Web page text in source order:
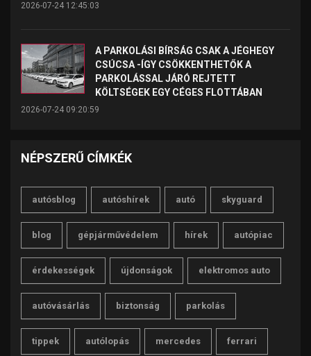
2026-07-24 12:45:03
A PARKOLÁSI BÍRSÁG CSAK A JÉGHEGY
CSÚCSA -ÍGY CSÖKKENTHETŐK A
PARKOLÁSSAL JÁRÓ REJTETT
KÖLTSÉGEK EGY CÉGES FLOTTÁBAN
2026-07-24 09:20:59
NÉPSZERŰ CÍMKÉK
autósblog autóshírek autó skyguard
blog gépjárművédelem hírek autópiac
érdekességek újdonságok elektromos auto
autóvásárlás biztonság parkolás
tippek autólopás mercedes ferrari